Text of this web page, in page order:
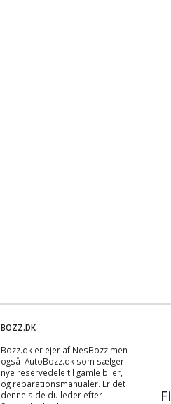
BOZZ.DK
Bozz.dk er ejer af NesBozz men
også AutoBozz.dk som sælger
nye reservedele til gamle biler,
og reparationsmanualer. Er det
denne side du leder efter